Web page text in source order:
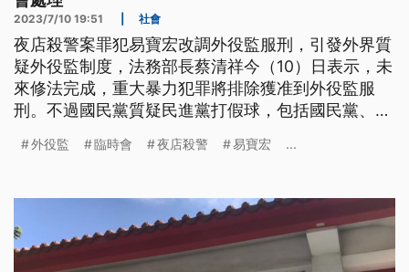
2023/7/10 19:51 社會
夜店殺警案罪犯易寶宏改調外役監服刑，引發外界質
疑外役監制度，法務部長蔡清祥今（10）日表示，未
來修法完成，重大暴力犯罪將排除獲准到外役監服
刑。不過國民黨質疑民進黨打假球，包括國民黨、時
例》修法。總統府稍早也發聲明，贊成在立院臨時會
外役監 臨時會 夜店殺警 易寶宏 ...